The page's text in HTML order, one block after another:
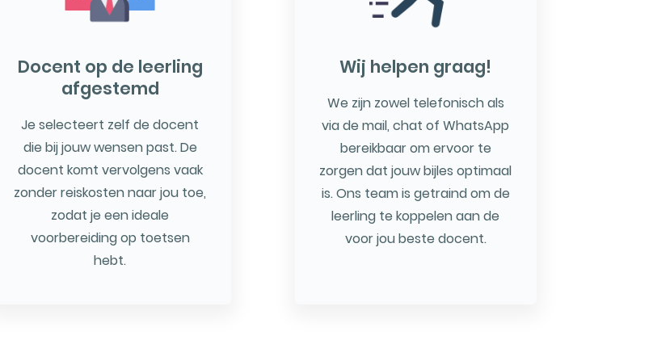
Docent op de leerling
afgestemd
Je selecteert zelf de docent
die bij jouw wensen past. De
docent komt vervolgens vaak
zonder reiskosten naar jou toe,
zodat je een ideale
voorbereiding op toetsen
hebt.
Wij helpen graag!
We zijn zowel telefonisch als
via de mail, chat of WhatsApp
bereikbaar om ervoor te
zorgen dat jouw bijles optimaal
is. Ons team is getraind om de
leerling te koppelen aan de
voor jou beste docent.